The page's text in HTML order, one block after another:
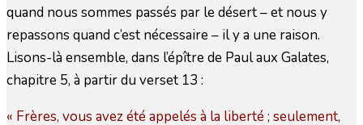
quand nous sommes passés par le désert – et nous y
repassons quand c’est nécessaire – il y a une raison.
Lisons-là ensemble, dans l’épître de Paul aux Galates,
chapitre 5, à partir du verset 13 :
« Frères, vous avez été appelés à la liberté ; seulement,